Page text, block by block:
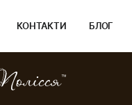
КОНТАКТИ БЛОГ